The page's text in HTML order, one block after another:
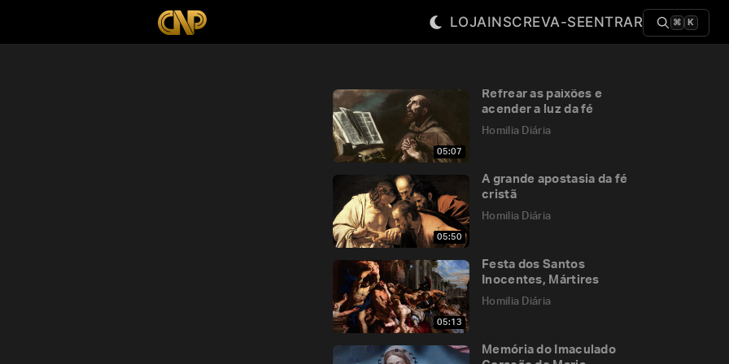
LOJAINSCREVA-SEENTRAR ⌘ K
05:07
Refrear as paixões e
acender a luz da fé
Homilia Diária
05:50
A grande apostasia da fé
cristã
Homilia Diária
05:13
Festa dos Santos
Inocentes, Mártires
Homilia Diária
Memória do Imaculado